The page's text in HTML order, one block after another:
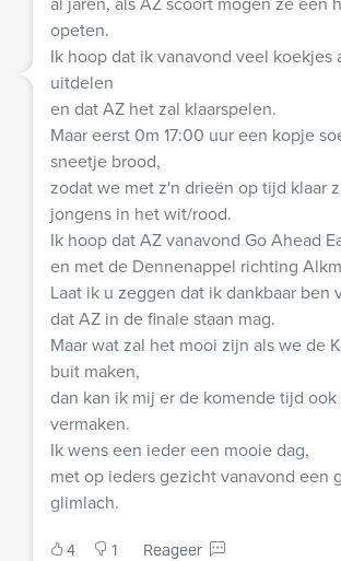
opeten.
Ik hoop dat ik vanavond veel koekjes
uitdelen
en dat AZ het zal klaarspelen.
Maar eerst 0m 17:00 uur een kopje
sneetje brood,
zodat we met z'n drieën op tijd klaar
jongens in het wit/rood.
Ik hoop dat AZ vanavond Go Ahead
en met de Dennenappel richting
Laat ik u zeggen dat ik dankbaar ben
dat AZ in de finale staan mag.
Maar wat zal het mooi zijn als we de
buit maken,
dan kan ik mij er de komende tijd
vermaken.
Ik wens een ieder een mooie dag,
met op ieders gezicht vanavond een
glimlach.
4 1 Reageer